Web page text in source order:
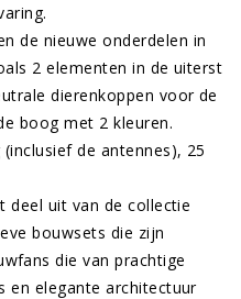
de nieuwe onderdelen in
2 elementen in de uiterst
dierenkoppen voor de
boog met 2 kleuren.
de antennes), 25
deel uit van de collectie
bouwsets die zijn
die van prachtige
en elegante architectuur